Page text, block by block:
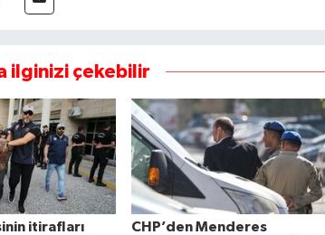
ilginizi çekebilir
itirafları
CHP’den Menderes